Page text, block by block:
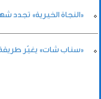
«النجاة الخيرية» تجدد
«سناب شات» يغيّر طريقة